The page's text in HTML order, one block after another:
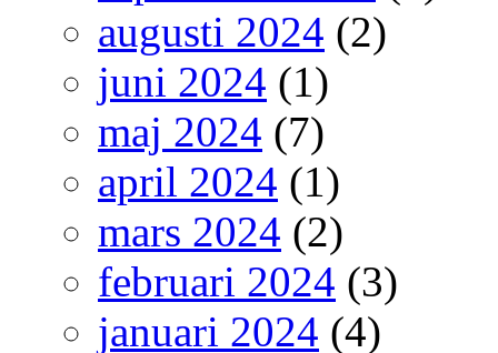
augusti 2024 (2)
juni 2024 (1)
maj 2024 (7)
april 2024 (1)
mars 2024 (2)
februari 2024 (3)
januari 2024 (4)